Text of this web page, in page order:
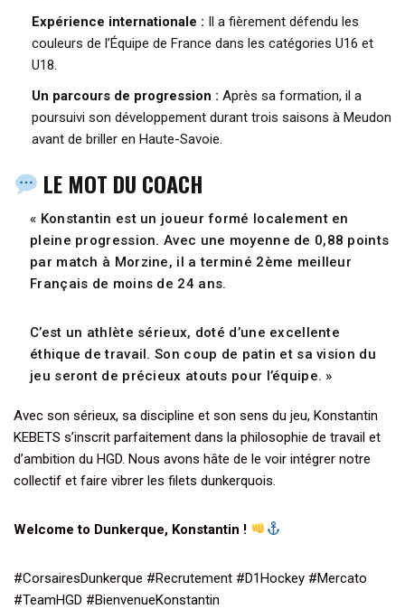
Expérience internationale : Il a fièrement défendu les
couleurs de l’Équipe de France dans les catégories U16 et
U18.
Un parcours de progression : Après sa formation, il a
poursuivi son développement durant trois saisons à Meudon
avant de briller en Haute-Savoie.
LE MOT DU COACH
« Konstantin est un joueur formé localement en
pleine progression. Avec une moyenne de 0,88 points
par match à Morzine, il a terminé 2ème meilleur
Français de moins de 24 ans.
C’est un athlète sérieux, doté d’une excellente
éthique de travail. Son coup de patin et sa vision du
jeu seront de précieux atouts pour l’équipe. »
Avec son sérieux, sa discipline et son sens du jeu, Konstantin
KEBETS s’inscrit parfaitement dans la philosophie de travail et
d’ambition du HGD. Nous avons hâte de le voir intégrer notre
collectif et faire vibrer les filets dunkerquois.
Welcome to Dunkerque, Konstantin !
#CorsairesDunkerque #Recrutement #D1Hockey #Mercato
#TeamHGD #BienvenueKonstantin